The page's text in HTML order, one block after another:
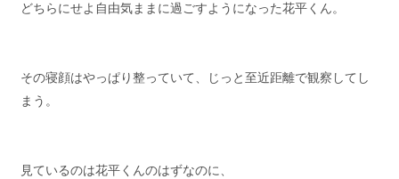
どちらにせよ自由気ままに過ごすようになった花平くん。
その寝顔はやっぱり整っていて、じっと至近距離で観察してし
まう。
見ているのは花平くんのはずなのに、